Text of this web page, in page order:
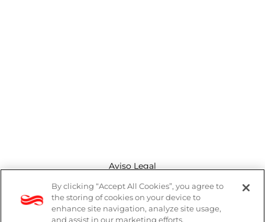
Aviso Legal
Canal de denuncias
Política de cookies
By clicking “Accept All Cookies”, you agree to
the storing of cookies on your device to
enhance site navigation, analyze site usage,
and assist in our marketing efforts.